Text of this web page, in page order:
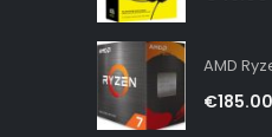
AMD
€185.00